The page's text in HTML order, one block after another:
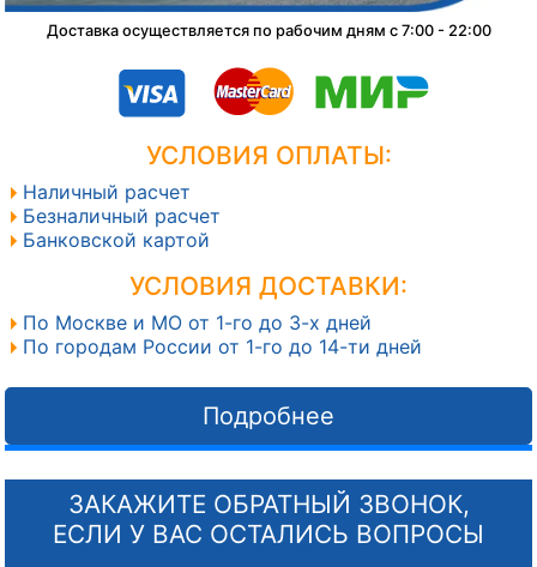
Доставка осуществляется по рабочим дням с 7:00 - 22:00
УСЛОВИЯ ОПЛАТЫ:
Наличный расчет
Безналичный расчет
Банковской картой
УСЛОВИЯ ДОСТАВКИ:
По Москве и МО от 1-го до 3-х дней
По городам России от 1-го до 14-ти дней
Подробнее
ЗАКАЖИТЕ ОБРАТНЫЙ ЗВОНОК,
ЕСЛИ У ВАС ОСТАЛИСЬ ВОПРОСЫ